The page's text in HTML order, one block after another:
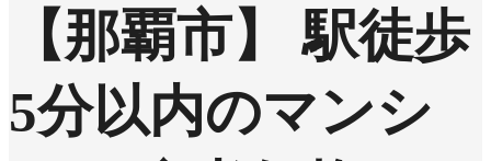
【那覇市】 駅徒歩
5分以内のマンシ